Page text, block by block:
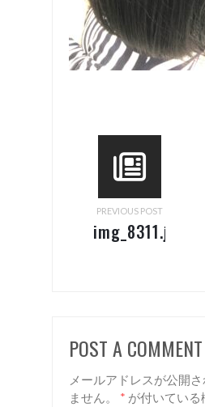
PREVIOUS POST
img_8311.jpg
POST A COMMENT
メールアドレスが公開
ません。
* が付いてい